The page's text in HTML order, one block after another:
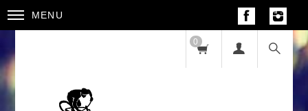
MENU
0